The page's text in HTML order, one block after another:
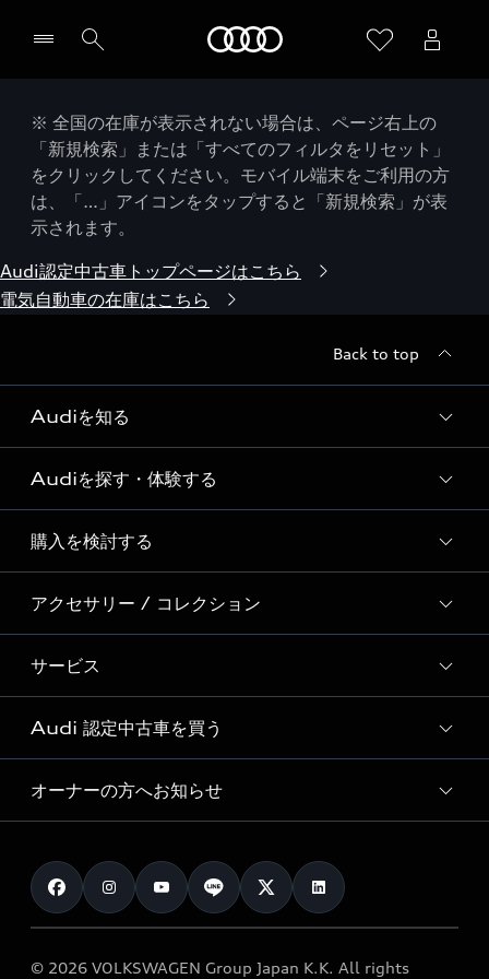
※ 全国の在庫が表示されない場合は、ページ右上の
「新規検索」または「すべてのフィルタをリセット」
をクリックしてください。モバイル端末をご利用の方
は、「…」アイコンをタップすると「新規検索」が表
示されます。
Audi認定中古車トップページはこちら
電気自動車の在庫はこちら
Back to top
Audiを知る
Audi ブランド
Story of Progress
Audi Sport
Formula 1®
デジタルサービス
Audiを探す・体験する
ディーラー検索
新車在庫検索
試乗車・展示車検索
見積り依頼
試乗予約
購入を検討する
モデル一覧
特別仕様モデル / 限定モデル
e-tronラインアップ
価格シミュレーション
車両比較
カタログ一覧
アクセサリー / コレクション
純正アクセサリー
オンラインショップ
Audi collection
アウディナビアプリ
サービス
サービス入庫予約
サービスプログラム
メンテナンス
車検 / 定期点検
e-tronアフターサポート
Audi 認定中古車を買う
Audi認定中古車
クオリティ
保証
メンテナンス
オーナーの方へお知らせ
お知らせ
オーナー様向けキャンペーン
© 2026 VOLKSWAGEN Group Japan K.K. All rights